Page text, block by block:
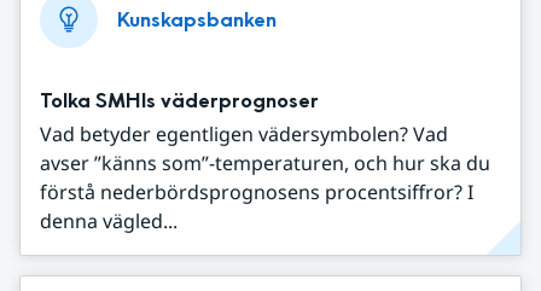
Kunskapsbanken
Tolka SMHIs väderprognoser
Vad betyder egentligen vädersymbolen? Vad
avser ”känns som”-temperaturen, och hur ska du
förstå nederbördsprognosens procentsiffror? I
denna vägled...